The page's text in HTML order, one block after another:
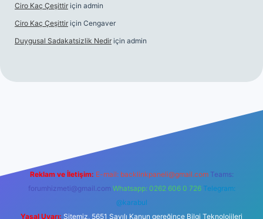
Ciro Kaç Çeşittir için admin
Ciro Kaç Çeşittir için Cengaver
Duygusal Sadakatsizlik Nedir için admin
elexbetgiris.org
Reklam ve İletişim: E-mail: backlinkpaneli@gmail.com Teams:
forumhizmeti@gmail.com Whatsapp: 0262 606 0 726 Telegram:
@karabul
Yasal Uyarı: Sitemiz, 5651 Sayılı Kanun gereğince Bilgi Teknolojileri